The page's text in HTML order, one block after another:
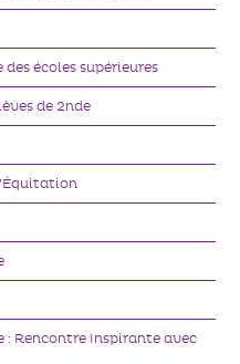
écoles supérieures
de 2nde
: Rencontre Inspirante avec